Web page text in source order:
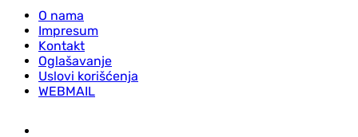
O nama
Impresum
Kontakt
Oglašavanje
Uslovi korišćenja
WEBMAIL